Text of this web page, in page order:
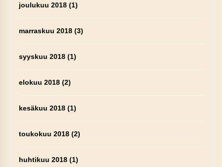
joulukuu 2018(1)
marraskuu 2018(3)
syyskuu 2018(1)
elokuu 2018(2)
kesäkuu 2018(1)
toukokuu 2018(2)
huhtikuu 2018(1)